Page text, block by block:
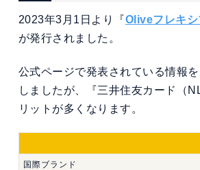
2023年3月1日より『Oliveフレキ
が発行されました。
公式ページで発表されている情報
しましたが、『三井住友カード（
リットが多くなります。
国際ブランド